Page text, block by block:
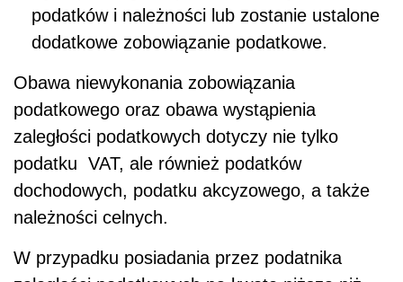
podatków i należności lub zostanie ustalone
dodatkowe zobowiązanie podatkowe.
Obawa niewykonania zobowiązania
podatkowego oraz obawa wystąpienia
zaległości podatkowych dotyczy nie tylko
podatku VAT, ale również podatków
dochodowych, podatku akcyzowego, a także
należności celnych.
W przypadku posiadania przez podatnika